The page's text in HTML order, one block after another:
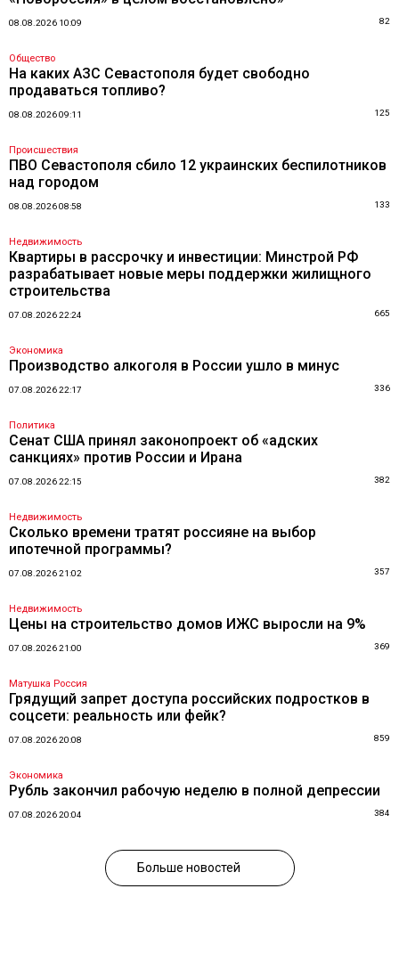
08.08.2026 10:09 82
Общество
На каких АЗС Севастополя будет свободно
продаваться топливо?
08.08.2026 09:11 125
Происшествия
ПВО Севастополя сбило 12 украинских беспилотников
над городом
08.08.2026 08:58 133
Недвижимость
Квартиры в рассрочку и инвестиции: Минстрой РФ
разрабатывает новые меры поддержки жилищного
строительства
07.08.2026 22:24 665
Экономика
Производство алкоголя в России ушло в минус
07.08.2026 22:17 336
Политика
Сенат США принял законопроект об «адских
санкциях» против России и Ирана
07.08.2026 22:15 382
Недвижимость
Сколько времени тратят россияне на выбор
ипотечной программы?
07.08.2026 21:02 357
Недвижимость
Цены на строительство домов ИЖС выросли на 9%
07.08.2026 21:00 369
Матушка Россия
Грядущий запрет доступа российских подростков в
соцсети: реальность или фейк?
07.08.2026 20:08 859
Экономика
Рубль закончил рабочую неделю в полной депрессии
07.08.2026 20:04 384
Больше новостей